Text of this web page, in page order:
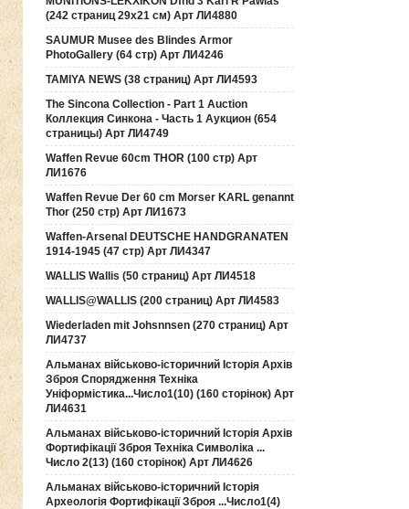
(242 страниц 29х21 см) Арт ЛИ4880
SAUMUR Musee des Blindes Armor
PhotoGallery (64 стр) Арт ЛИ4246
TAMIYA NEWS (38 страниц) Арт ЛИ4593
The Sincona Collection - Part 1 Auction
Коллекция Синкона - Часть 1 Аукцион (654
страницы) Арт ЛИ4749
Waffen Revue 60cm THOR (100 стр) Арт
ЛИ1676
Waffen Revue Der 60 cm Morser KARL genannt
Thor (250 стр) Арт ЛИ1673
Waffen-Arsenal DEUTSCHE HANDGRANATEN
1914-1945 (47 стр) Арт ЛИ4347
WALLIS Wallis (50 страниц) Арт ЛИ4518
WALLIS@WALLIS (200 страниц) Арт ЛИ4583
Wiederladen mit Johsnnsen (270 страниц) Арт
ЛИ4737
Альманах військово-історичний Історія Архів
Зброя Спорядження Техніка
Уніформістика...Число1(10) (160 сторінок) Арт
ЛИ4631
Альманах військово-історичний Історія Архів
Фортифікації Зброя Техніка Символіка ...
Число 2(13) (160 сторінок) Арт ЛИ4626
Альманах військово-історичний Історія
Археологія Фортифікації Зброя ...Число1(4)